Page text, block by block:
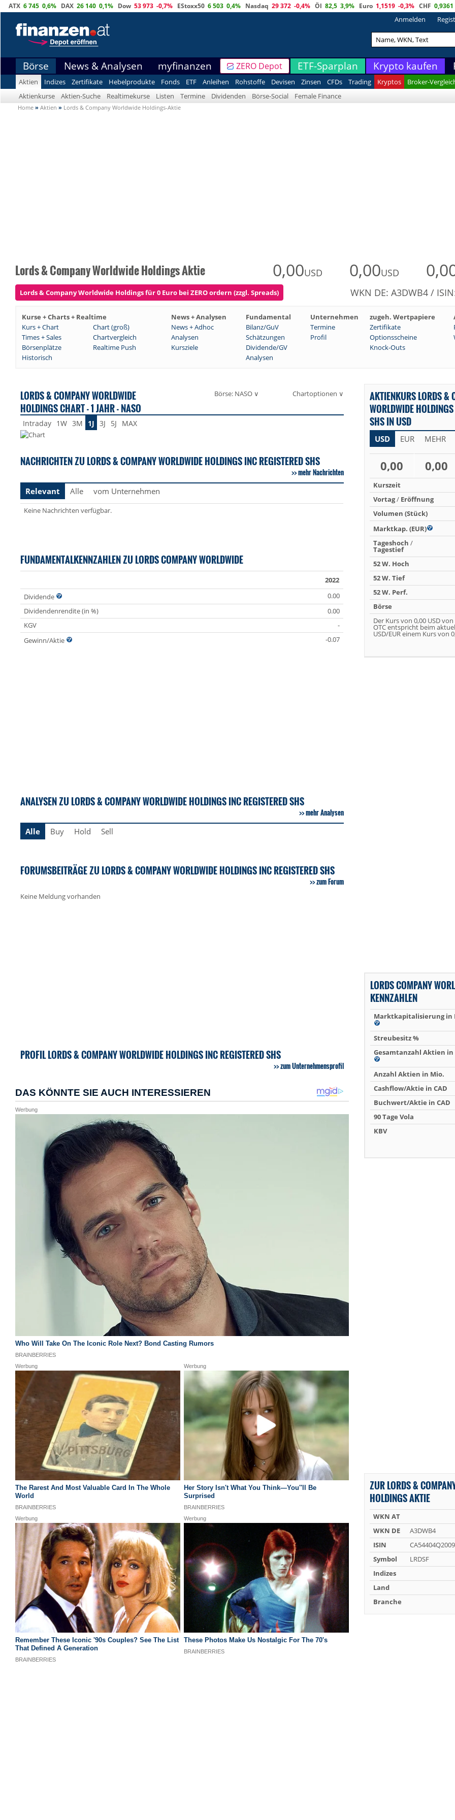
ATX 6 745 0,6% DAX 26 140 0,1% Dow 53 973 -0,7% EStoxx50 6 503 0,4% Nasdaq 29 372 -0,4% Öl 82,5 3,9% Euro 1,1519 -0,3% CHF 0,9361
Anmelden
Börse News & Analysen myfinanzen ZERO Depot ETF-Sparplan Krypto kaufen
Aktien Indizes Zertifikate Hebelprodukte Fonds ETF Anleihen Rohstoffe Devisen Zinsen CFDs Trading Kryptos
Broker-
Aktienkurse
Aktien-Suche Realtimekurse Listen Termine Dividenden Börse-Social Female Finance
Home » Aktien » Lords & Company Worldwide Holdings-Aktie
Lords & Company Worldwide Holdings Aktie 0,00USD 0,00USD
Lords & Company Worldwide Holdings für 0 Euro bei ZERO ordern (zzgl. Spreads) WKN DE: A3DWB4 /
Kurse + Charts + Realtime News + Analysen Fundamental Unternehmen zugeh. Wertpapiere
Kurs + Chart
Chart (groß) News + Adhoc Bilanz/GuV Termine Zertifikate
Times + Sales
Chartvergleich Analysen Schätzungen Profil Optionsscheine
Börsenplätze
Realtime Push Kursziele Dividende/GV
Knock-Outs
Historisch
Analysen
LORDS & COMPANY WORLDWIDE
HOLDINGS CHART - 1 JAHR - NASO
Börse: NASO ∨ Chartoptionen ∨
Intraday 1W 3M 1J 3J 5J MAX
NACHRICHTEN ZU LORDS & COMPANY WORLDWIDE HOLDINGS INC REGISTERED SHS
mehr Nachrichten
Relevant
Alle vom Unternehmen
Keine Nachrichten verfügbar.
FUNDAMENTALKENNZAHLEN ZU LORDS COMPANY WORLDWIDE
2022
Dividende
0.00
Dividendenrendite (in %)
0.00
KGV
-
Gewinn/Aktie
-0.07
ANALYSEN ZU LORDS & COMPANY WORLDWIDE HOLDINGS INC REGISTERED SHS
mehr Analysen
Alle
Buy Hold Sell
FORUMSBEITRÄGE ZU LORDS & COMPANY WORLDWIDE HOLDINGS INC REGISTERED SHS
zum Forum
Keine Meldung vorhanden
PROFIL LORDS & COMPANY WORLDWIDE HOLDINGS INC REGISTERED SHS
zum Unternehmensprofil
AKTIENKURS LORDS &
WORLDWIDE
SHS IN USD
USD EUR MEHR
0,00 0,00
Kurszeit
Vortag/ Eröffnung
Volumen (Stück)
Marktkap. (EUR)
Tageshoch /
Tagestief
52 W. Hoch
52 W. Tief
52 W. Perf.
Börse
Der Kurs von 0,00 USD
OTC entspricht beim
USD/EUR einem Kurs von
LORDS COMPANY
KENNZAHLEN
Marktkapitalisierung in
Streubesitz %
Gesamtanzahl Aktien in
Anzahl Aktien in Mio.
Cashflow/Aktie in CAD
Buchwert/Aktie in CAD
90 Tage Vola
KBV
ZUR LORDS &
HOLDINGS AKTIE
WKN AT
WKN DE
A3DWB4
ISIN
CA54404Q2009
Symbol
LRDSF
Indizes
Land
Branche